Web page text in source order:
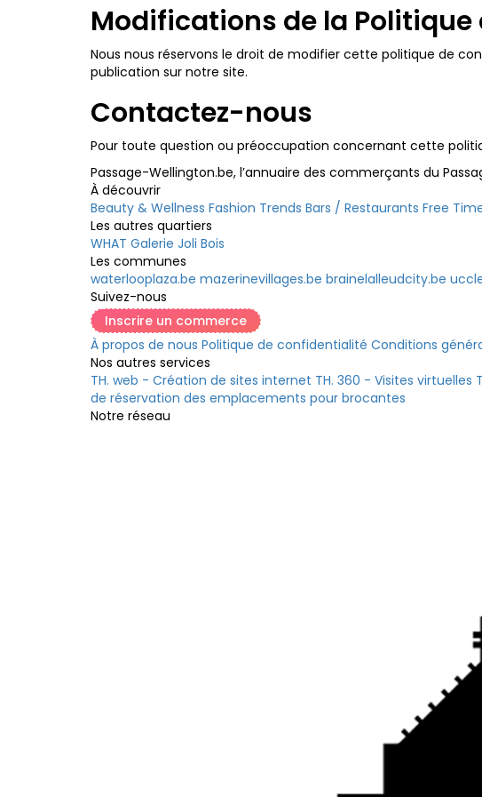
Modifications de la
Nous nous réservons le droit de modifier cette politique de
publication sur notre site.
Contactez-nous
Pour toute question ou préoccupation concernant cette
Passage-Wellington.be, l’annuaire des commerçants du
À découvrir
Beauty & Wellness Fashion Trends Bars / Restaurants Free
Les autres quartiers
WHAT Galerie Joli Bois
Les communes
waterlooplaza.be mazerinevillages.be brainelalleudcity.be
Suivez-nous
Inscrire un commerce
À propos de nous Politique de confidentialité Conditions
Nos autres services
TH. web - Création de sites internet TH. 360 - Visites virtuelles
de réservation des emplacements pour brocantes
Notre réseau